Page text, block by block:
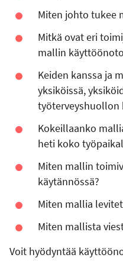
Miten johto tukee
Mitkä ovat eri
mallin
Keiden kanssa ja
yksiköissä,
työterveyshuollon
Kokeillaanko
heti koko
Miten mallin
käytännössä?
Miten mallia
Miten mallista
Voit hyödyntää